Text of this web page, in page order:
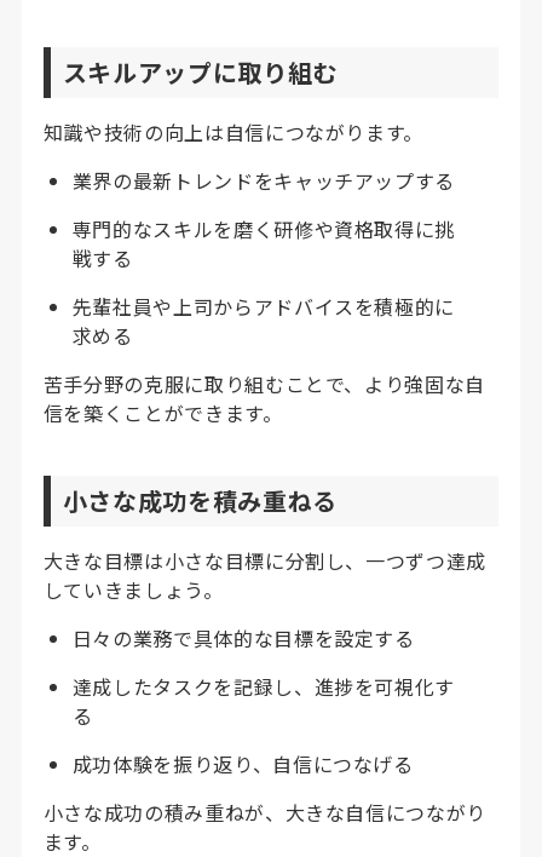
スキルアップに取り組む
知識や技術の向上は自信につながります。
業界の最新トレンドをキャッチアップする
専門的なスキルを磨く研修や資格取得に挑
戦する
先輩社員や上司からアドバイスを積極的に
求める
苦手分野の克服に取り組むことで、より強固な自
信を築くことができます。
小さな成功を積み重ねる
大きな目標は小さな目標に分割し、一つずつ達成
していきましょう。
日々の業務で具体的な目標を設定する
達成したタスクを記録し、進捗を可視化す
る
成功体験を振り返り、自信につなげる
小さな成功の積み重ねが、大きな自信につながり
ます。